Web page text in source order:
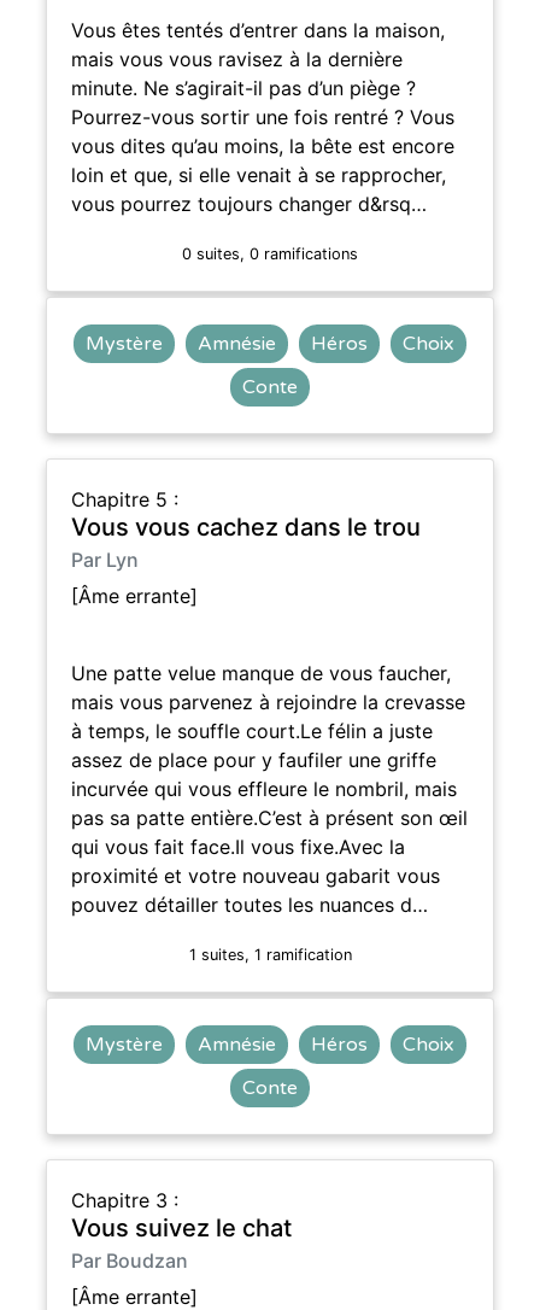
Vous êtes tentés d’entrer dans la maison,
mais vous vous ravisez à la dernière
minute. Ne s’agirait-il pas d’un piège ?
Pourrez-vous sortir une fois rentré ? Vous
vous dites qu’au moins, la bête est encore
loin et que, si elle venait à se rapprocher,
vous pourrez toujours changer d&rsq…
0 suites, 0 ramifications
Mystère Amnésie Héros
Choix
Conte
Chapitre 5 :
Vous vous cachez dans le trou
Par Lyn
[Âme errante]
Une patte velue manque de vous faucher,
mais vous parvenez à rejoindre la crevasse
à temps, le souffle court.Le félin a juste
assez de place pour y faufiler une griffe
incurvée qui vous effleure le nombril, mais
pas sa patte entière.C’est à présent son œil
qui vous fait face.Il vous fixe.Avec la
proximité et votre nouveau gabarit vous
pouvez détailler toutes les nuances d…
1 suites, 1 ramification
Mystère Amnésie Héros
Choix
Conte
Chapitre 3 :
Vous suivez le chat
Par Boudzan
[Âme errante]